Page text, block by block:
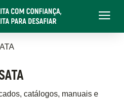
Main
catálogos, manuais e